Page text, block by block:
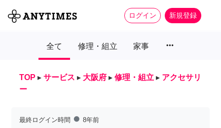
ログイン 新規登録
全て 修理・組立 家事 more_horiz
TOP ▸ サービス ▸ 大阪府 ▸ 修理・組立 ▸ アクセサリ
ー
最終ログイン時間 fiber_manual_record 8年前